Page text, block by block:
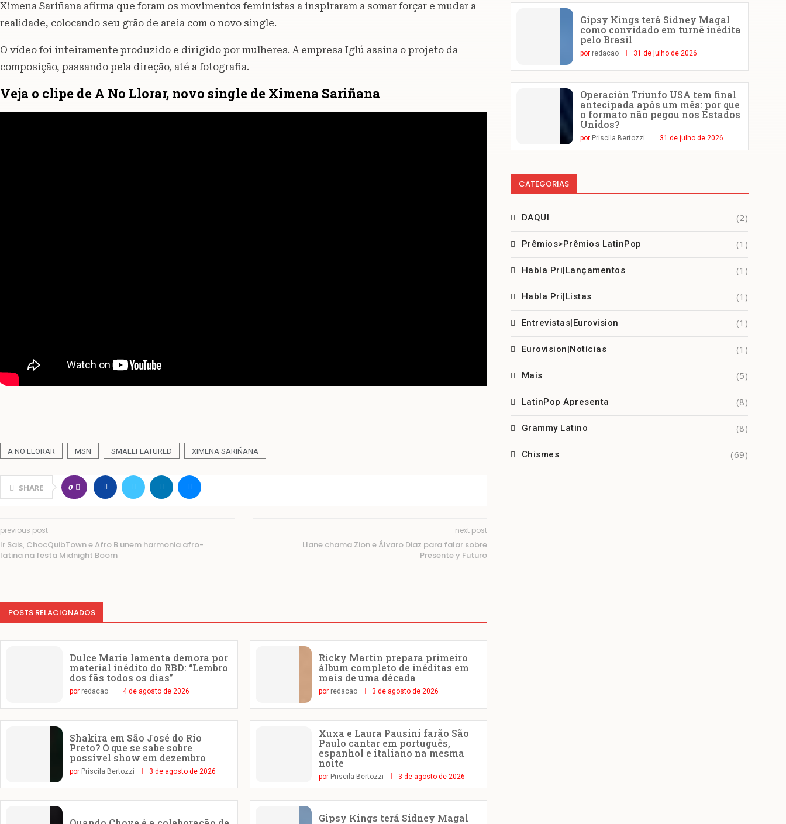
Ximena Sariñana afirma que foram os movimentos feministas a inspiraram a somar forçar e mudar a
realidade, colocando seu grão de areia com o novo single.
O vídeo foi inteiramente produzido e dirigido por mulheres. A empresa Iglú assina o projeto da
composição, passando pela direção, até a fotografia.
Veja o clipe de A No Llorar, novo single de Ximena Sariñana
A NO LLORAR MSN SMALLFEATURED XIMENA SARIÑANA
SHARE 0
previous post
Ir Sais, ChocQuibTown e Afro B unem harmonia afro-
latina na festa Midnight Boom
next post
Llane chama Zion e Álvaro Diaz para falar sobre
Presente y Futuro
POSTS RELACIONADOS
Dulce María lamenta demora por
material inédito do RBD: “Lembro
dos fãs todos os dias”
por redacao 4 de agosto de 2026
Ricky Martin prepara primeiro
álbum completo de inéditas em
mais de uma década
por redacao 3 de agosto de 2026
Shakira em São José do Rio
Preto? O que se sabe sobre
possível show em dezembro
por Priscila Bertozzi 3 de agosto de 2026
Xuxa e Laura Pausini farão São
Paulo cantar em português,
espanhol e italiano na mesma
noite
por Priscila Bertozzi 3 de agosto de 2026
Gipsy Kings terá Sidney Magal
Gipsy Kings terá Sidney Magal
como convidado em turnê inédita
pelo Brasil
por redacao 31 de julho de 2026
Operación Triunfo USA tem final
antecipada após um mês: por que
o formato não pegou nos Estados
Unidos?
por Priscila Bertozzi 31 de julho de 2026
CATEGORIAS
DAQUI (2)
Prêmios>Prêmios LatinPop (1)
Habla Pri|Lançamentos (1)
Habla Pri|Listas (1)
Entrevistas|Eurovision (1)
Eurovision|Notícias (1)
Mais (5)
LatinPop Apresenta (8)
Grammy Latino (8)
Chismes (69)